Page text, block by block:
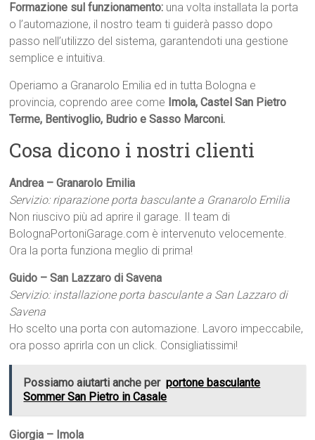
Formazione sul funzionamento: una volta installata la porta
o l’automazione, il nostro team ti guiderà passo dopo
passo nell’utilizzo del sistema, garantendoti una gestione
semplice e intuitiva.
Operiamo a Granarolo Emilia ed in tutta Bologna e
provincia, coprendo aree come Imola, Castel San Pietro
Terme, Bentivoglio, Budrio e Sasso Marconi.
Cosa dicono i nostri clienti
Andrea – Granarolo Emilia
Servizio: riparazione porta basculante a Granarolo Emilia
Non riuscivo più ad aprire il garage. Il team di
BolognaPortoniGarage.com è intervenuto velocemente.
Ora la porta funziona meglio di prima!
Guido – San Lazzaro di Savena
Servizio: installazione porta basculante a San Lazzaro di
Savena
Ho scelto una porta con automazione. Lavoro impeccabile,
ora posso aprirla con un click. Consigliatissimi!
Possiamo aiutarti anche per portone basculante
Sommer San Pietro in Casale
Giorgia – Imola